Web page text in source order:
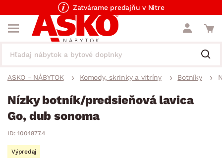
Zatvárame predajňu v Nitre
ASKO - NÁBYTOK Komody, skrinky a vitríny Botníky
Nízky botník/predsieňová lavica
Go, dub sonoma
ID: 1004877.4
Výpredaj